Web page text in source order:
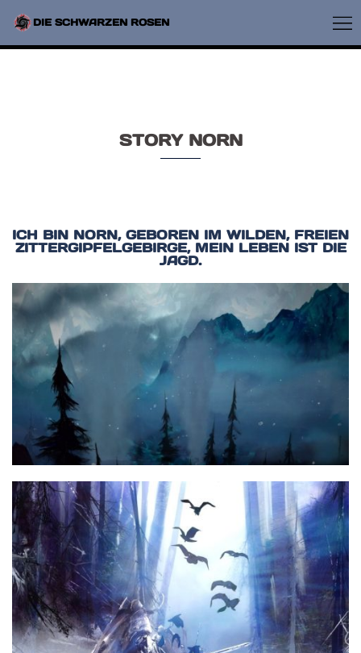
INHALT
SPRINGEN
DIE SCHWARZEN ROSEN
STORY NORN
ICH BIN NORN, GEBOREN IM WILDEN, FREIEN
ZITTERGIPFELGEBIRGE, MEIN LEBEN IST DIE
JAGD.